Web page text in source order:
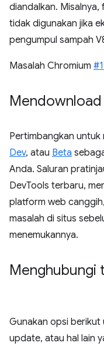
diandalkan.
tidak digunakan jika
pengumpul sampah
Masalah Chromium
Pertimbangkan
Dev, atau Beta
Anda. Saluran
DevTools terbaru,
platform web
masalah di situs
menemukannya.
Menghubungi
Gunakan opsi berikut
update, atau hal lain